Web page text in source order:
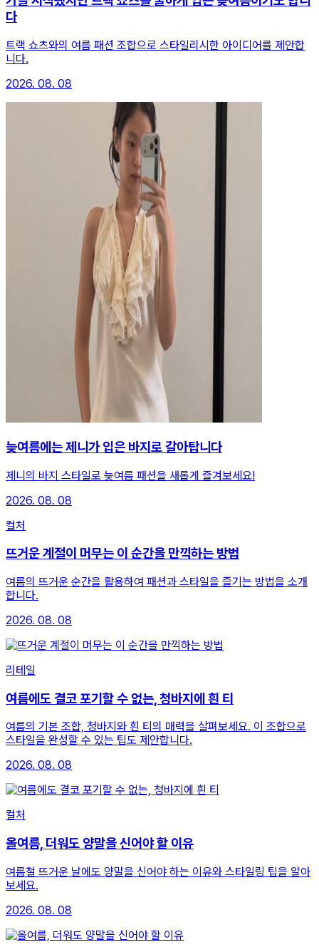
다
트랙 쇼츠와의 여름 패션 조합으로 스타일리시한 아이디어를 제안합
니다.
2026. 08. 08
늦여름에는 제니가 입은 바지로 갈아탑니다
제니의 바지 스타일로 늦여름 패션을 새롭게 즐겨보세요!
2026. 08. 08
컬처
뜨거운 계절이 머무는 이 순간을 만끽하는 방법
여름의 뜨거운 순간을 활용하여 패션과 스타일을 즐기는 방법을 소개
합니다.
2026. 08. 08
리테일
여름에도 결코 포기할 수 없는, 청바지에 흰 티
여름의 기본 조합, 청바지와 흰 티의 매력을 살펴보세요. 이 조합으로
스타일을 완성할 수 있는 팁도 제안합니다.
2026. 08. 08
컬처
올여름, 더워도 양말을 신어야 할 이유
여름철 뜨거운 날에도 양말을 신어야 하는 이유와 스타일링 팁을 알아
보세요.
2026. 08. 08